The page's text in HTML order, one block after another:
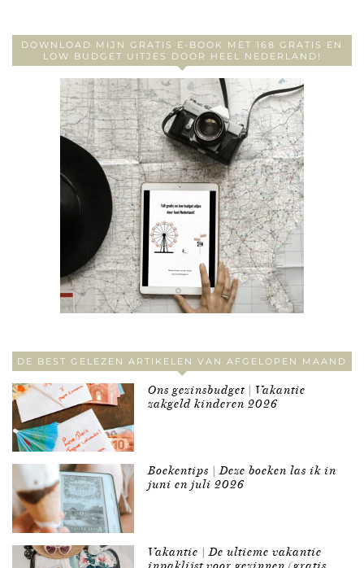
DOWNLOAD MIJN GRATIS E-BOOK MET 168 GRATIS EN
LOW BUDGET UITJES DOOR HEEL NEDERLAND!
DE BEST GELEZEN ARTIKELEN VAN AFGELOPEN MAAND
Ons gezinsbudget | Vakantie
zakgeld kinderen 2026
Boekentips | Deze boeken las ik in
juni en juli 2026
Vakantie | De ultieme vakantie